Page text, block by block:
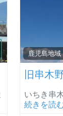
鹿児島地域‎
旧串木
いちき串
続きを読